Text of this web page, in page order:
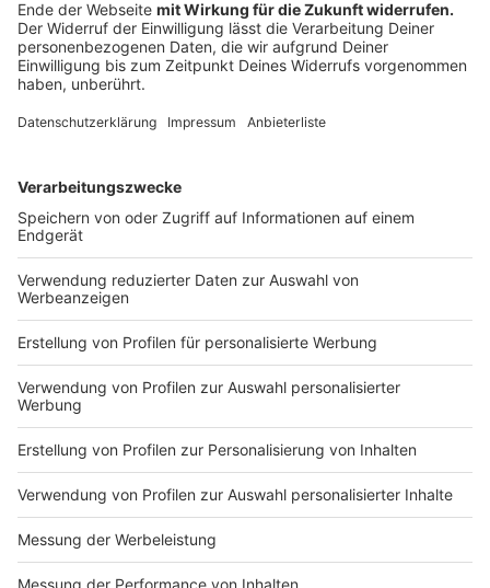
Anzeige
Im stationären Einzelhandel oder in Apotheken werden
FFP2-Masken und OP-Masken angeboten. Es gibt
etwas billiger - anbieten und verkaufen.
Anzeige
Wichtig:
angebotenen Masken auf das CE-Kennzeichen zu
achten, ob die Zertifizierung stimmt und sich dahinter
ein reales Prüflabor befindet und man keine Fake-
Masken bestellt.
Anzeige